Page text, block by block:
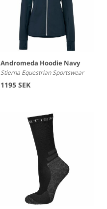
Andromeda Hoodie Navy
Stierna Equestrian Sportswear
1195 SEK